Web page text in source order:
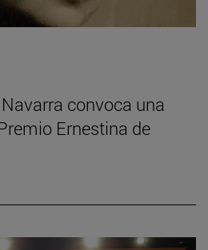
convoca una
Ernestina de